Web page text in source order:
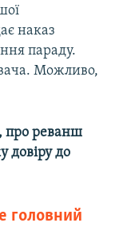
наказ
параду.
Можливо,
про реванш
довіру до
головний